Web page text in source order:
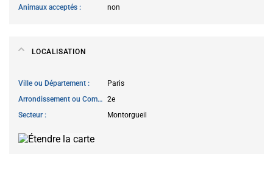
Animaux acceptés
non
LOCALISATION
Ville ou Département
Paris
Arrondissement ou Commune 2e
Secteur
Montorgueil